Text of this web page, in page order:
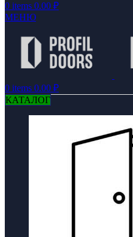
0 items 0.00 ₽
МЕНЮ
0 items 0.00 ₽
КАТАЛОГ